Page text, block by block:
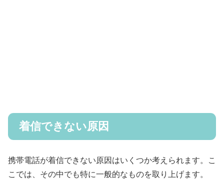
着信できない原因
携帯電話が着信できない原因はいくつか考えられます。こ
こでは、その中でも特に一般的なものを取り上げます。